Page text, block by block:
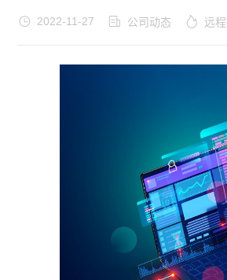
2022-11-27 公司动态 远